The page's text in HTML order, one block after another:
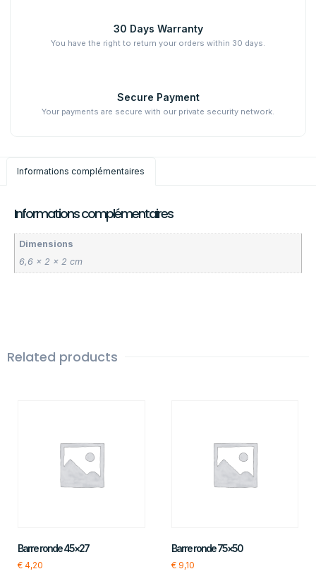
30 Days Warranty
You have the right to return your orders within 30 days.
Secure Payment
Your payments are secure with our private security network.
Informations complémentaires
Informations complémentaires
Dimensions
6,6 × 2 × 2 cm
Related products
Barre ronde 45×27
€ 4,20
Barre ronde 75×50
€9,10